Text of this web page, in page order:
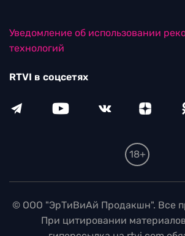
Уведомление об использовании
технологий
RTVI в соцсетях
18+
© ООО "ЭрТиВиАй Продакшн". Все
При цитировании